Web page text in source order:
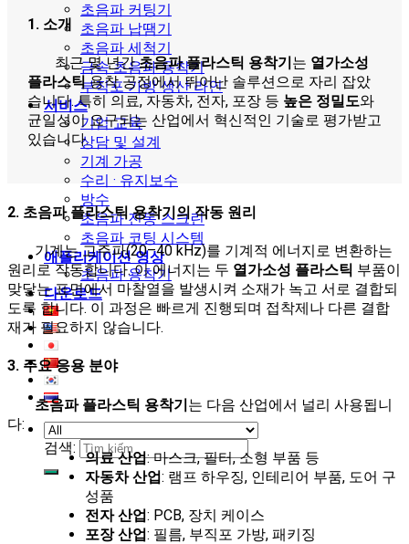
초음파 커팅기
초음파 납땜기
초음파 세척기
금속 초음파 용착기
부직포 가방 생산 라인
서비스
기업 교육
상담 및 설계
기계 가공
수리 · 유지보수
방수
초음파 진동 스크린
초음파 코팅 시스템
애플리케이션 영상
초음파 용착기
다운로드
검색:
1. 소개
최근 몇 년간초음파 플라스틱 용착기는 열가소성
플라스틱용착 공정에서 뛰어난 솔루션으로 자리 잡았
습니다. 특히 의료, 자동차, 전자, 포장 등 높은 정밀도와
균일성이 요구되는 산업에서 혁신적인 기술로 평가받고
있습니다.
2. 초음파 플라스틱 용착기의 작동 원리
기계는 고주파(20–40 kHz)를 기계적 에너지로 변환하는
원리로 작동합니다. 이 에너지는 두 열가소성 플라스틱 부품이
맞닿는 표면에서 마찰열을 발생시켜 소재가 녹고 서로 결합되
도록 합니다. 이 과정은 빠르게 진행되며 접착제나 다른 결합
재가 필요하지 않습니다.
3. 주요 응용 분야
초음파 플라스틱 용착기는 다음 산업에서 널리 사용됩니
다:
의료 산업: 마스크, 필터, 소형 부품 등
자동차 산업: 램프 하우징, 인테리어 부품, 도어 구
성품
전자 산업: PCB, 장치 케이스
포장 산업: 필름, 부직포 가방, 패키징